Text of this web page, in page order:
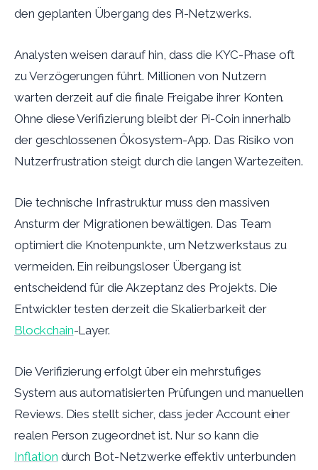
den geplanten Übergang des Pi-Netzwerks.
Analysten weisen darauf hin, dass die KYC-Phase oft
zu Verzögerungen führt. Millionen von Nutzern
warten derzeit auf die finale Freigabe ihrer Konten.
Ohne diese Verifizierung bleibt der Pi-Coin innerhalb
der geschlossenen Ökosystem-App. Das Risiko von
Nutzerfrustration steigt durch die langen Wartezeiten.
Die technische Infrastruktur muss den massiven
Ansturm der Migrationen bewältigen. Das Team
optimiert die Knotenpunkte, um Netzwerkstaus zu
vermeiden. Ein reibungsloser Übergang ist
entscheidend für die Akzeptanz des Projekts. Die
Entwickler testen derzeit die Skalierbarkeit der
Blockchain-Layer.
Die Verifizierung erfolgt über ein mehrstufiges
System aus automatisierten Prüfungen und manuellen
Reviews. Dies stellt sicher, dass jeder Account einer
realen Person zugeordnet ist. Nur so kann die
Inflation durch Bot-Netzwerke effektiv unterbunden